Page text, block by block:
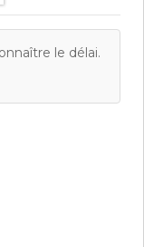
le délai.